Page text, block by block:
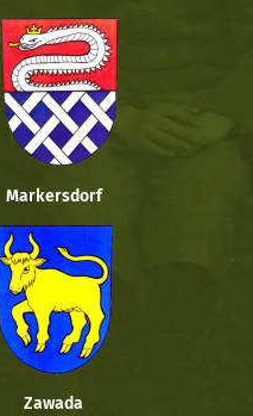
Markersdorf
Zawada